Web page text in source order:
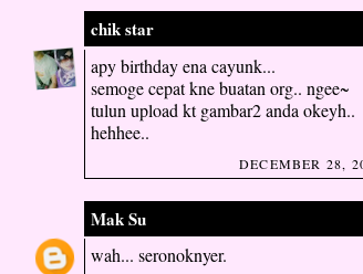
chik star
apy birthday ena cayunk...
semoge cepat kne buatan org.. ngee~
tulun upload kt gambar2 anda okeyh..
hehhee..
DECEMBER 28,
Mak Su
wah... seronoknyer.